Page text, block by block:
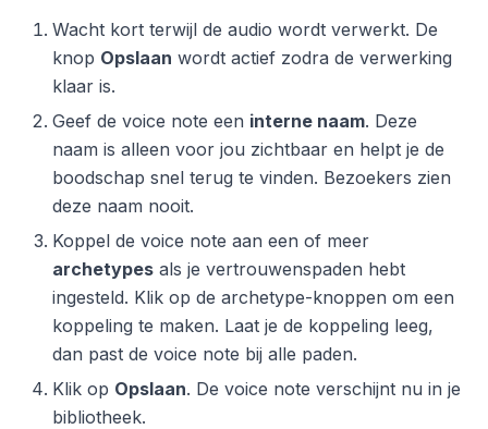
Wacht kort terwijl de audio wordt verwerkt. De
knop Opslaan wordt actief zodra de verwerking
klaar is.
Geef de voice note een interne naam. Deze
naam is alleen voor jou zichtbaar en helpt je de
boodschap snel terug te vinden. Bezoekers zien
deze naam nooit.
Koppel de voice note aan een of meer
archetypes als je vertrouwenspaden hebt
ingesteld. Klik op de archetype-knoppen om een
koppeling te maken. Laat je de koppeling leeg,
dan past de voice note bij alle paden.
Klik op Opslaan. De voice note verschijnt nu in je
bibliotheek.